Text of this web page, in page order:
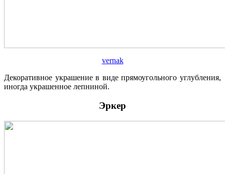
vernak
Декоративное украшение в виде прямоугольного углубления,
иногда украшенное лепниной.
Эркер